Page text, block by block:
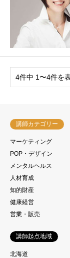
4件中 1〜4件を
講師カテゴリー
マーケティング
POP・デザイン
メンタルヘルス
人材育成
知的財産
健康経営
営業・販売
講師起点地域
北海道